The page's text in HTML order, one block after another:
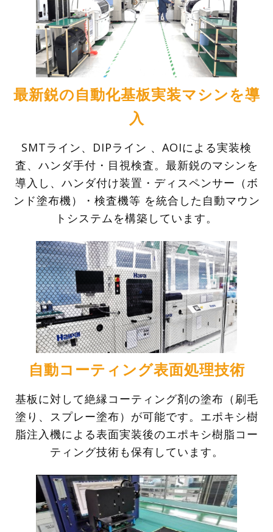
最新鋭の自動化基板実装マシンを導
入
SMTライン、DIPライン 、AOIによる実装検
査、ハンダ手付・目視検査。最新鋭のマシンを
導入し、ハンダ付け装置・ディスペンサー（ボ
ンド塗布機）・検査機等 を統合した自動マウン
トシステムを構築しています。
自動コーティング表面処理技術
基板に対して絶縁コーティング剤の塗布（刷毛
塗り、スプレー塗布）が可能です。エポキシ樹
脂注入機による表面実装後のエポキシ樹脂コー
ティング技術も保有しています。